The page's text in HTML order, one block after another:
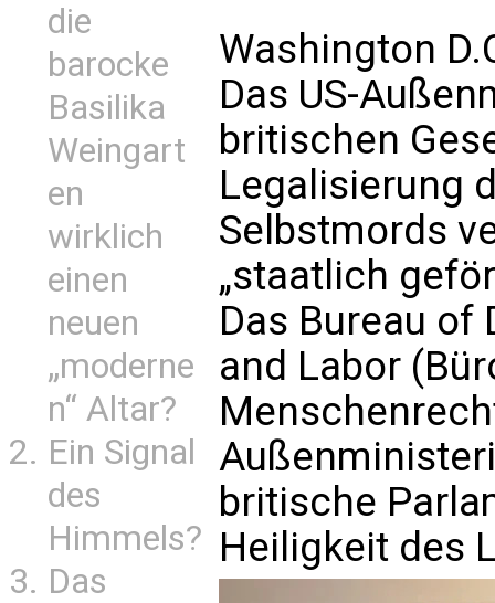
die
barocke
Basilika
Weingart
en
wirklich
einen
neuen
„moderne
n“ Altar?
Ein Signal
des
Himmels?
Das
Washington
Das US-
britischen
Legalisierung
Selbstmords
„staatlich
Das Bureau of
and Labor
britische
Heiligkeit des